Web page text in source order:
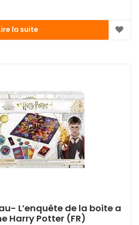
la suite
L’enquête de la boite a
Harry Potter (FR)